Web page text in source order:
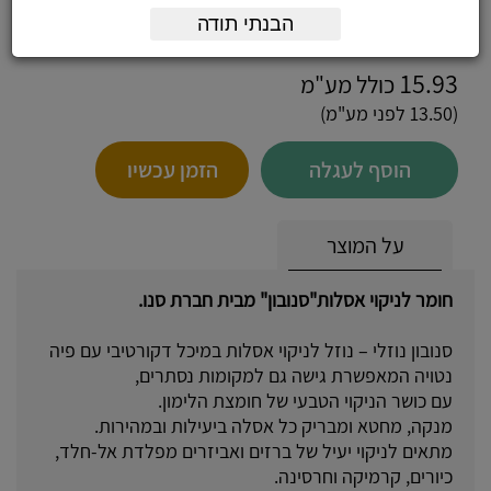
15.93 כולל מע"מ
(13.50 לפני מע"מ)
הוסף לעגלה הזמן עכשיו
על המוצר
חומר לניקוי אסלות"סנובון" מבית חברת סנו.
סנובון נוזלי – נוזל לניקוי אסלות במיכל דקורטיבי עם פיה
נטויה המאפשרת גישה גם למקומות נסתרים,
עם כושר הניקוי הטבעי של חומצת הלימון.
מנקה, מחטא ומבריק כל אסלה ביעילות ובמהירות.
מתאים לניקוי יעיל של ברזים ואביזרים מפלדת אל-חלד,
כיורים, קרמיקה וחרסינה.
הבנתי תודה